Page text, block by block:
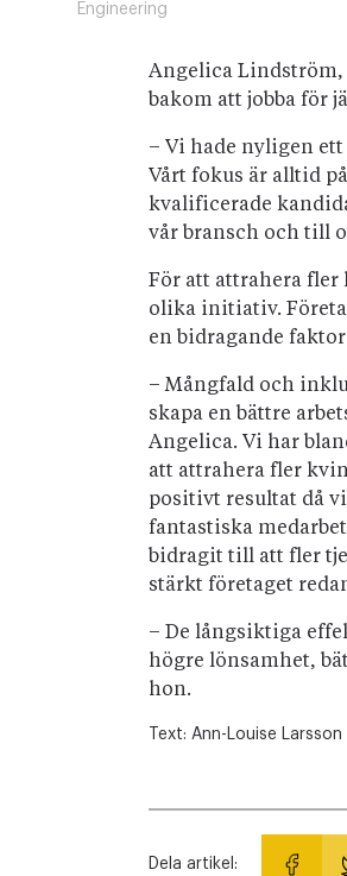
Engineering
Angelica Lindström,
bakom att jobba för
– Vi hade nyligen
Vårt fokus är alltid
kvalificerade
vår bransch och till
För att attrahera
olika initiativ.
en bidragande
– Mångfald och
skapa en bättre
Angelica. Vi har
att attrahera fler
positivt resultat då
fantastiska
bidragit till att fler
stärkt företaget
– De långsiktiga
högre lönsamhet,
hon.
Text: Ann-Louise Larsson
Dela artikel: